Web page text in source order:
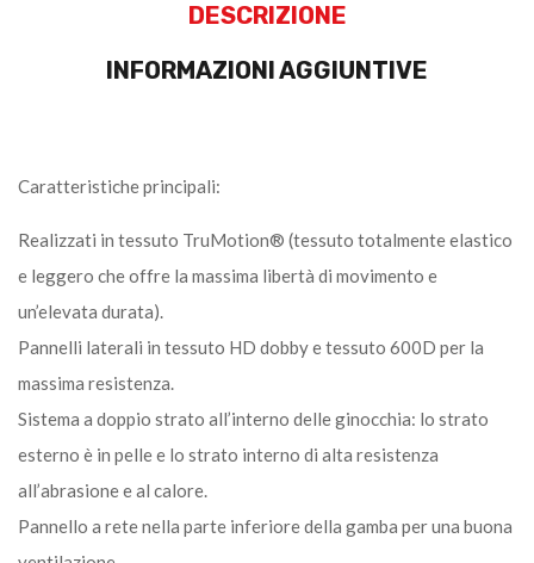
DESCRIZIONE
INFORMAZIONI AGGIUNTIVE
Caratteristiche principali:
Realizzati in tessuto TruMotion® (tessuto totalmente elastico
e leggero che offre la massima libertà di movimento e
un’elevata durata).
Pannelli laterali in tessuto HD dobby e tessuto 600D per la
massima resistenza.
Sistema a doppio strato all’interno delle ginocchia: lo strato
esterno è in pelle e lo strato interno di alta resistenza
all’abrasione e al calore.
Pannello a rete nella parte inferiore della gamba per una buona